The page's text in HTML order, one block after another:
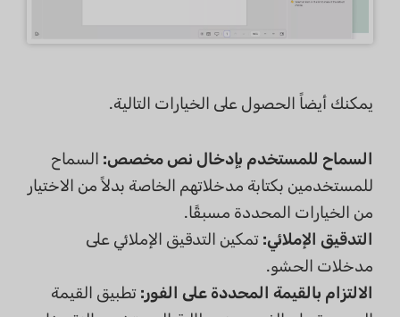
يمكنك أيضاً الحصول على الخيارات التالية.
السماح للمستخدم بإدخال نص مخصص: السماح
للمستخدمين بكتابة مدخلاتهم الخاصة بدلاً من الاختيار
من الخيارات المحددة مسبقًا.
التدقيق الإملائي: تمكين التدقيق الإملائي على
مدخلات الحشو.
الالتزام بالقيمة المحددة على الفور: تطبيق القيمة